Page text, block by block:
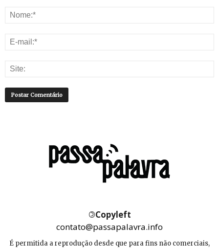
©Copyleft
contato@passapalavra.info
É permitida a reprodução desde que para fins não comerciais,